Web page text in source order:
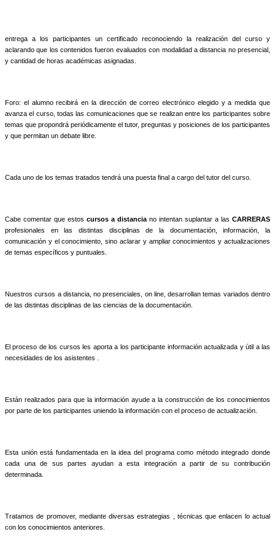
entrega a los participantes un certificado reconociendo la realización del curso y
aclarando que los contenidos fueron evaluados con modalidad a distancia no presencial,
y cantidad de horas académicas asignadas.
Foro: el alumno recibirá en la dirección de correo electrónico elegido y a medida que
avanza el curso, todas las comunicaciones que se realizan entre los participantes sobre
temas que propondrá periódicamente el tutor, preguntas y posiciones de los participantes
y que permitan un debate libre.
Cada uno de los temas tratados tendrá una puesta final a cargo del tutor del curso.
Cabe comentar que estos cursos a distancia no intentan suplantar a las CARRERAS
profesionales en las distintas disciplinas de la documentación, información, la
comunicación y el conocimiento, sino aclarar y ampliar conocimientos y actualizaciones
de temas específicos y puntuales.
Nuestros cursos a distancia, no presenciales, on line, desarrollan temas variados dentro
de las distintas disciplinas de las ciencias de la documentación.
El proceso de los cursos les aporta a los participante información actualizada y útil a las
necesidades de los asistentes .
Están realizados para que la información ayude a la construcción de los conocimientos
por parte de los participantes uniendo la información con el proceso de actualización.
Esta unión está fundamentada en la idea del programa como método integrado donde
cada una de sus partes ayudan a esta integración a partir de su contribución
determinada.
Tratamos de promover, mediante diversas estrategias , técnicas que enlacen lo actual
con los conocimientos anteriores.